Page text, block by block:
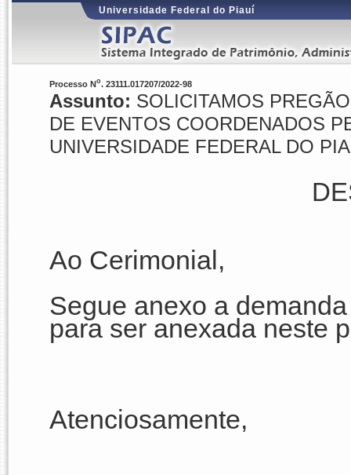
Universidade Federal do Piauí
Processo No. 23111.017207/2022-98
Assunto: SOLICITAMOS
DE EVENTOS COORDENADOS
UNIVERSIDADE FEDERAL DO
Ao Cerimonial,
Segue anexo a
para ser anexada neste
Atenciosamente,